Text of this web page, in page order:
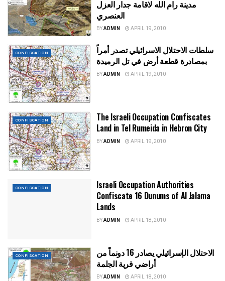
مدينة رام الله لاقامة جدار العزل
العنصري
BYADMIN APRIL 19, 2010
CONFISCATION
سلطات الاحتلال الاسرائيلي تصدر أمراً
بمصادرة قطعة أرض في تل الرميدة
BYADMIN APRIL 19, 2010
CONFISCATION
The Israeli Occupation Confiscates
Land in Tel Rumeida in Hebron City
BYADMIN APRIL 19, 2010
CONFISCATION
Israeli Occupation Authorities
Confiscate 16 Dunums of Al Jalama
Lands
BYADMIN APRIL 18, 2010
CONFISCATION
الاحتلال الإسرائيلي يصادر 16 دونماً من
أراضي قرية الجلمة
BYADMIN APRIL 18, 2010